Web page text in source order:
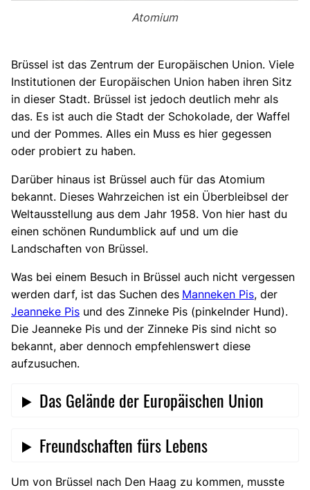
Atomium
Brüssel ist das Zentrum der Europäischen Union. Viele
Institutionen der Europäischen Union haben ihren Sitz
in dieser Stadt. Brüssel ist jedoch deutlich mehr als
das. Es ist auch die Stadt der Schokolade, der Waffel
und der Pommes. Alles ein Muss es hier gegessen
oder probiert zu haben.
Darüber hinaus ist Brüssel auch für das Atomium
bekannt. Dieses Wahrzeichen ist ein Überbleibsel der
Weltausstellung aus dem Jahr 1958. Von hier hast du
einen schönen Rundumblick auf und um die
Landschaften von Brüssel.
Was bei einem Besuch in Brüssel auch nicht vergessen
werden darf, ist das Suchen des Manneken Pis, der
Jeanneke Pis und des Zinneke Pis (pinkelnder Hund).
Die Jeanneke Pis und der Zinneke Pis sind nicht so
bekannt, aber dennoch empfehlenswert diese
aufzusuchen.
Das Gelände der Europäischen Union
Freundschaften fürs Lebens
Um von Brüssel nach Den Haag zu kommen, musste